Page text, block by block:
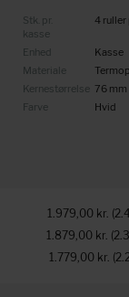
Stk. pr.
kasse
4 ruller
Enhed
Kasse
Materiale
Kernestørrelse 76 mm
Farve
Hvid
1.979,00 kr.
1.879,00 kr.
1.779,00 kr.